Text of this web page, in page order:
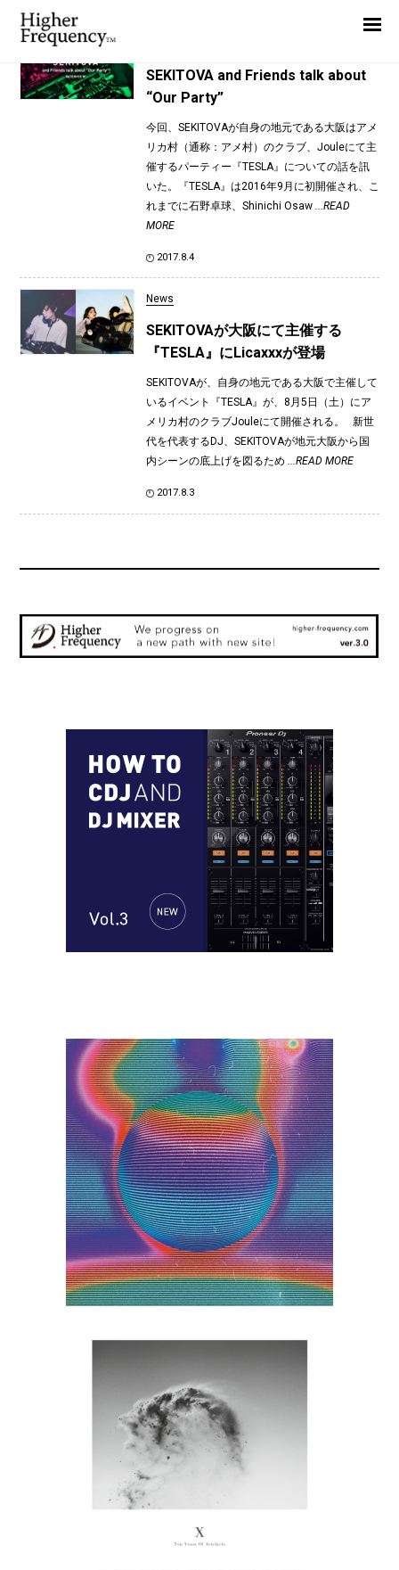
TAG: TESLA
SEKITOVA and Friends talk about
“Our Party”
今回、SEKITOVAが自身の地元である大阪はアメ
リカ村（通称：アメ村）のクラブ、Jouleにて主
催するパーティー『TESLA』についての話を訊
いた。『TESLA』は2016年9月に初開催され、こ
れまでに石野卓球、Shinichi Osaw ...READ
MORE
2017.8.4
News
SEKITOVAが大阪にて主催する
『TESLA』にLicaxxxが登場
SEKITOVAが、自身の地元である大阪で主催して
いるイベント『TESLA』が、8月5日（土）にア
メリカ村のクラブJouleにて開催される。 新世
代を代表するDJ、SEKITOVAが地元大阪から国
内シーンの底上げを図るため ...READ MORE
2017.8.3
News
Interview
Highlight
Report